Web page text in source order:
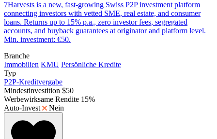
7Harvests is a new, fast-growing Swiss P2P investment platform
connecting investors with vetted SME, real estate, and consumer
loans. Returns up to 15% p.a., zero investor fees, segregated
accounts, and buyback guarantees at originator and platform level.
Min. investment: €50.
Branche
Immobilien KMU Persönliche Kredite
Typ
P2P-Kreditvergabe
Mindestinvestition $50
Werbewirksame Rendite 15%
Auto-Invest
Nein